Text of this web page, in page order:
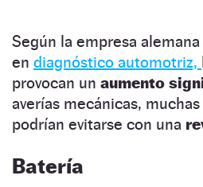
Según la empresa alemana
en diagnóstico automotriz,
provocan un aumento
averías mecánicas,
podrían evitarse con una
Batería